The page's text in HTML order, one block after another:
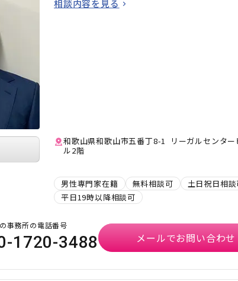
相談内容を見る
和歌山県和歌山市五番丁8-1 リーガルセンター
ル2階
男性専門家在籍 無料相談可
土日祝日相談
平日19時以降相談可
事務所の電話番号
1720-3488 メールでお問い合わせ